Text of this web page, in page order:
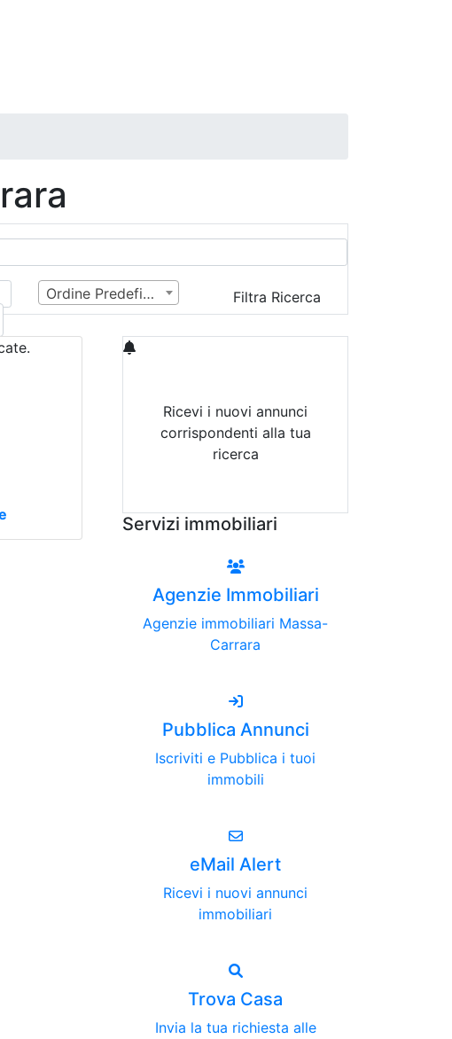
Ordine Predefinito Filtra Ricerca
Ricevi i nuovi annunci
corrispondenti alla tua
ricerca
Servizi immobiliari
Agenzie Immobiliari
Agenzie immobiliari Massa-
Carrara
Pubblica Annunci
Iscriviti e Pubblica i tuoi
immobili
eMail Alert
Ricevi i nuovi annunci
immobiliari
Trova Casa
Invia la tua richiesta alle